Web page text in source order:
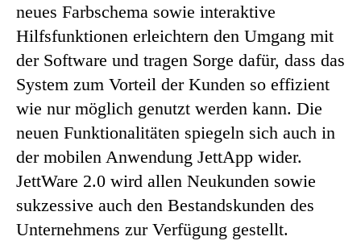
neues Farbschema sowie interaktive
Hilfsfunktionen erleichtern den Umgang mit
der Software und tragen Sorge dafür, dass das
System zum Vorteil der Kunden so effizient
wie nur möglich genutzt werden kann. Die
neuen Funktionalitäten spiegeln sich auch in
der mobilen Anwendung JettApp wider.
JettWare 2.0 wird allen Neukunden sowie
sukzessive auch den Bestandskunden des
Unternehmens zur Verfügung gestellt.